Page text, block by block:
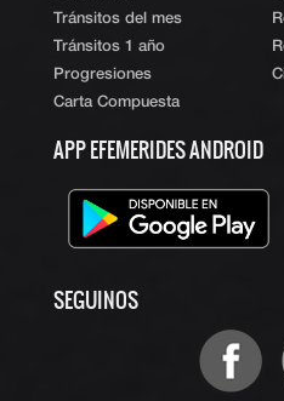
Tránsitos del mes
Tránsitos 1 año
Progresiones
Carta Compuesta
APP EFEMERIDES ANDROID
SEGUINOS